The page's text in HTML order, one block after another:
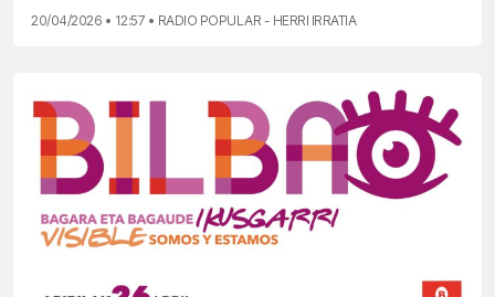
20/04/2026 • 12:57 • RADIO POPULAR - HERRI IRRATIA